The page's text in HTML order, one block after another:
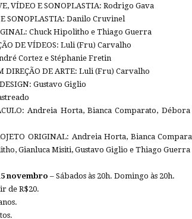
VÍDEO E SONOPLASTIA: Rodrigo Gava
E SONOPLASTIA: Danilo Cruvinel
Chuck Hipolitho e Thiago Guerra
DE VÍDEOS: Luli (Fru) Carvalho
Cortez e Stéphanie Fretin
DIREÇÃO DE ARTE: Luli (Fru) Carvalho
Gustavo Giglio
Andreia Horta, Bianca Comparato,
ORIGINAL: Andreia Horta, Bianca
Gianluca Misiti, Gustavo Giglio e Thiago Guerra
novembro – Sábados às 20h. Domingo às 20h.
de R$20.